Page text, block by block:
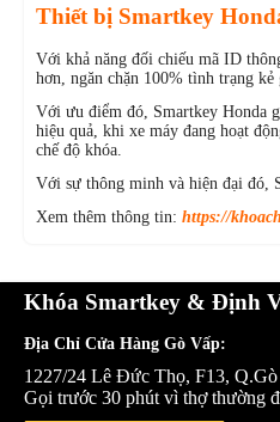
Thiết bị Smartkey
Với khả năng đối chiếu mã ID
hơn, ngăn chặn 100% tình trạng
Với ưu điểm đó, Smartkey Honda
hiệu quả, khi xe máy đang hoạt
chế độ khóa.
Với sự thông minh và hiện đại đó,
Xem thêm thông tin: https://
Khóa Smartkey & Định
Địa Chỉ Cửa Hàng Gò Vấp:
1227/24 Lê Đức Thọ, F13,
Gọi trước 30 phút vì thợ thường